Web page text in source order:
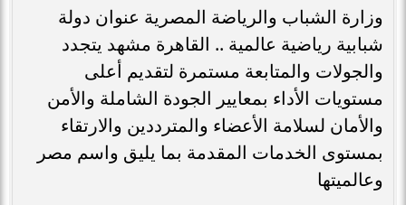
وزارة الشباب والرياضة المصرية عنوان دولة
شبابية رياضية عالمية .. القاهرة مشهد يتجدد
والجولات والمتابعة مستمرة لتقديم أعلى
مستويات الأداء بمعايير الجودة الشاملة والأمن
والأمان لسلامة الأعضاء والمترددين والارتقاء
بمستوى الخدمات المقدمة بما يليق واسم مصر
وعالميتها